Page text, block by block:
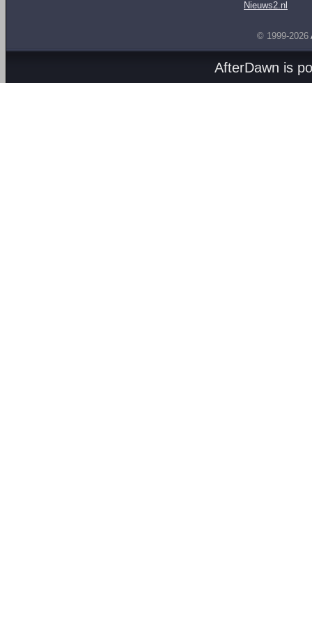
Nieuws2.nl
© 1999-2026
AfterDawn is